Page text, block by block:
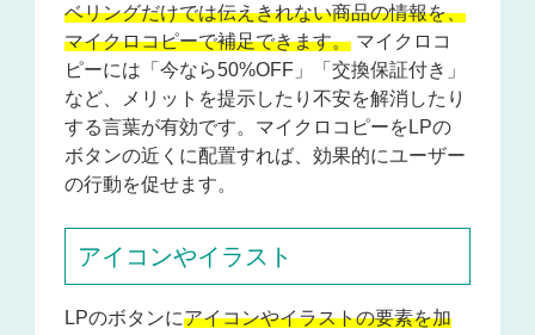
ベリングだけでは伝えきれない商品の情報を、
マイクロコピーで補足できます。 マイクロコ
ピーには「今なら50%OFF」「交換保証付き」
など、メリットを提示したり不安を解消したり
する言葉が有効です。 マイクロコピーをLPの
ボタンの近くに配置すれば、効果的にユーザー
の行動を促せます。
アイコンやイラスト
LPのボタンにアイコンやイラストの要素を加